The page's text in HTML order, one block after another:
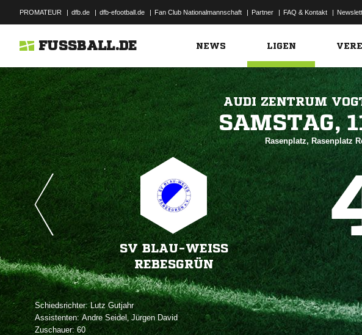
PROMATEUR | dfb.de | dfb-efootball.de | Fan Club Nationalmannschaft | Partner | FAQ & Kontakt |
FUSSBALL.DE NEWS LIGEN
AUDI ZENTRUM

Rasenplatz, Rasenplatz
SV BLAU-WEISS R
EBESGRÜN
Schiedsrichter: 
Assistenten:  ,  
Zuschauer:60